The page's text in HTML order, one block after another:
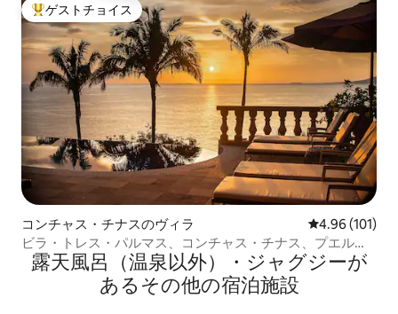
大好評のゲストチョイスです。
ゲストチョイス
コンチャス・チナスのヴィラ レビュー101
4.96 (101)
ビラ・トレス・パルマス、コンチャス・チナス、プエル
ト・バジャルタ
露天風呂（温泉以外）・ジャグジーが
あるその他の宿泊施設